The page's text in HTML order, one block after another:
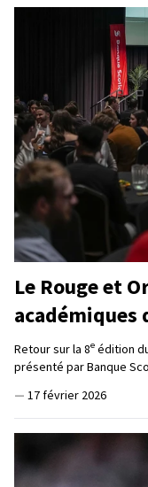
Le Rouge et
académiques
Retour sur la 8e édition
présenté par Banque
— 17 février 2026